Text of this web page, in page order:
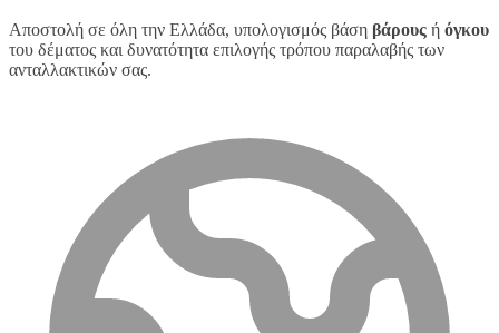
Αποστολή σε όλη την Ελλάδα, υπολογισμός βάση βάρους ή όγκου
του δέματος και δυνατότητα επιλογής τρόπου παραλαβής των
ανταλλακτικών σας.